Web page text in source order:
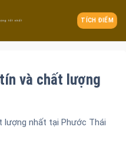
TÍCH ĐIỂM
và chất lượng
lượng nhất tại Phước Thái